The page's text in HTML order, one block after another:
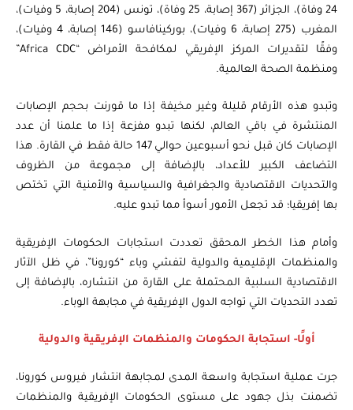
24 وفاة)، الجزائر (367 إصابة، 25 وفاة)، تونس (204 إصابة، 5 وفيات)،
المغرب (275 إصابة، 6 وفيات)، بوركينافاسو (146 إصابة، 4 وفيات)،
وفقًا لتقديرات المركز الإفريقي لمكافحة الأمراض “Africa CDC”
ومنظمة الصحة العالمية.
وتبدو هذه الأرقام قليلة وغير مخيفة إذا ما قورنت بحجم الإصابات
المنتشرة في باقي العالم، لكنها تبدو مفزعة إذا ما علمنا أن عدد
الإصابات كان قبل نحو أسبوعين حوالي 147 حالة فقط في القارة. هذا
التضاعف الكبير للأعداد، بالإضافة إلى مجموعة من الظروف
والتحديات الاقتصادية والجغرافية والسياسية والأمنية التي تختص
بها إفريقيا؛ قد تجعل الأمور أسوأ مما تبدو عليه.
وأمام هذا الخطر المحقق تعددت استجابات الحكومات الإفريقية
والمنظمات الإقليمية والدولية لتفشي وباء “كورونا”، في ظل الآثار
الاقتصادية السلبية المحتملة على القارة من انتشاره، بالإضافة إلى
تعدد التحديات التي تواجه الدول الإفريقية في مجابهة الوباء.
أولًا- استجابة الحكومات والمنظمات الإفريقية والدولية
جرت عملية استجابة واسعة المدى لمجابهة انتشار فيروس كورونا،
تضمنت بذل جهود على مستوى الحكومات الإفريقية والمنظمات